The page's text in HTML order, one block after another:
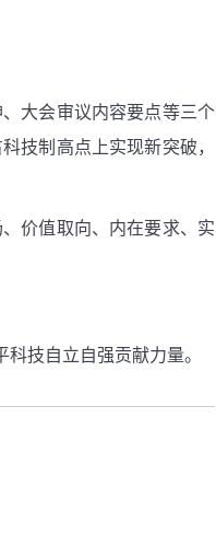
大会审议内容要点等三个
技制高点上实现新突破，
价值取向、内在要求、实
技自立自强贡献力量。